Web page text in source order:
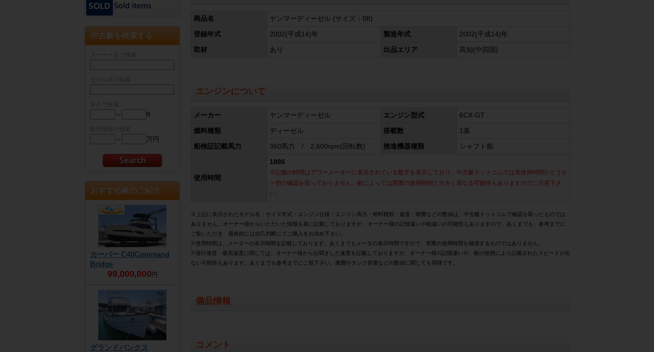
中古艇を検索する
～ ft
～ 万円
おすすめ艇のご紹介
カーバー C40Command
Bridge
99,000,000円
グランドバンクス
商品名 ヤンマーディーゼル (サイズ：0ft)
登録年式 2002(平成14)年 製造年式 2002(平成14)年
取材 あり 出品エリア 高知(中四国)
エンジンについて
メーカー ヤンマーディーゼル エンジン型式 6CX-GT
燃料種類 ディーゼル 搭載数 1基
船検証記載馬力 360馬力 / 2,600rpm(回転数) 推進機器種類 シャフト船
使用時間
1886
※記載の時間はアワーメーターに表示されている数字を表示しており、中古艇ドットコムでは実使用時間かどうか
一切の確認を取っておりません。船によっては実際の使用時間と大きく異なる可能性もありますのでご注意下さ
い。
※上記に表示されたモデル名・サイズ年式・エンジン仕様・エンジン馬力・燃料種類・速度・燃費などの数値は、中古艇ドットコムで確認を取ったものでは
ありません。オーナー様からいただいた情報を基に記載しておりますが、オーナー様の記憶違いや勘違いの可能性もありますので、あくまでも、参考までに
ご覧いただき、最終的には自己判断にてご購入をお決め下さい。
※使用時間は、メーターの表示時間を記載しております。あくまでもメータの表示時間ですので、実際の使用時間を補償するものではありません。
※巡行速度・最高速度に関しては、オーナー様からお聞きした速度を記載しておりますが、オーナー様の記憶違いや、船の状態により記載されたスピードが出
ない可能性もあります。あくまでも参考までにご覧下さい。燃費やタンク容量などの数値に関しても同様です。
備品情報
コメント